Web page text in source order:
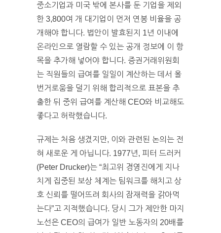
중소기업과 미국 밖에 본사를 둔 기업을 제외
한 3,800여 개 대기업이 먼저 연봉 비율을 공
개해야 합니다. 법안이 발효된지 1년 이내에
온라인으로 열람할 수 있는 공개 정보에 이 항
목을 추가해 넣어야 합니다. 증권거래위원회
는 직원들의 급여를 일일이 계산하는 데서 올
번거로움을 덜기 위해 합리적으로 표본을 추
출한 뒤 중위 급여를 계산해 CEO와 비교해도
좋다고 허락했습니다.
규제는 처음 생겼지만, 이와 관련된 논의는 전
혀 새로운 게 아닙니다. 1977년, 피터 드러커
(Peter Drucker)는 “최고위 경영진에게 지나
치게 집중된 보상 체계는 팀워크를 해치고 상
호 신뢰를 떨어뜨려 회사의 잠재력을 갉아먹
는다”고 지적했습니다. 당시 그가 제안한 마지
노선은 CEO의 급여가 일반 노동자의 20배를